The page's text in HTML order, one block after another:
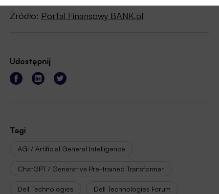
Źródło: Portal Finansowy BANK.pl
Udostępnij
Tagi
AGI / Artificial General Intelligence
ChatGPT / Generative Pre-trained Transformer
Dell Technologies Dell Technologies Forum